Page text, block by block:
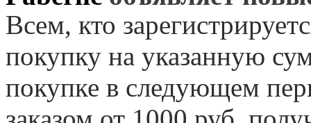
Всем, кто
покупку на указанную
покупке в следующем